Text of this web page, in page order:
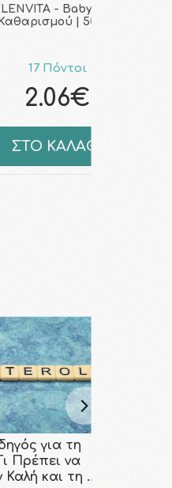
- Baby Δίσκοι
Καθαρισμού | 50τμχ
17 Πόντοι
2.06€
ΣΤΟ ΚΑΛΑΘΙ
για τη
Πρέπει να
Καλή και τη …